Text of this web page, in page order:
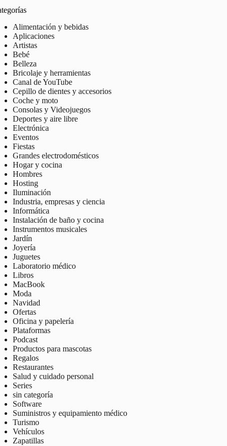
Alimentación y bebidas
Aplicaciones
Artistas
Bebé
Belleza
Bricolaje y herramientas
Canal de YouTube
Cepillo de dientes y accesorios
Coche y moto
Consolas y Videojuegos
Deportes y aire libre
Electrónica
Eventos
Fiestas
Grandes electrodomésticos
Hogar y cocina
Hombres
Hosting
Iluminación
Industria, empresas y ciencia
Informática
Instalación de baño y cocina
Instrumentos musicales
Jardín
Joyería
Juguetes
Laboratorio médico
Libros
MacBook
Moda
Navidad
Ofertas
Oficina y papelería
Plataformas
Podcast
Productos para mascotas
Regalos
Restaurantes
Salud y cuidado personal
Series
sin categoría
Software
Suministros y equipamiento médico
Turismo
Vehículos
Zapatillas